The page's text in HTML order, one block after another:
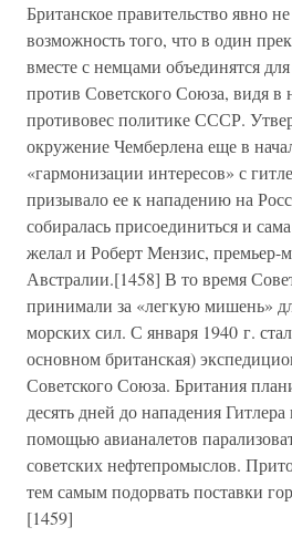
Британское правительство явно
возможность того, что в один
вместе с немцами объединятся
против Советского Союза, видя в
противовес политике СССР.
окружение Чемберлена еще в
«гармонизации интересов» с
призывало ее к нападению на
собиралась присоединиться и
желал и Роберт Мензис, премьер-
Австралии.[1458] В то время
принимали за «легкую мишень»
морских сил. С января 1940 г.
основном британская)
Советского Союза. Британия
десять дней до нападения
помощью авианалетов
советских нефтепромыслов.
тем самым подорвать поставки
[1459]